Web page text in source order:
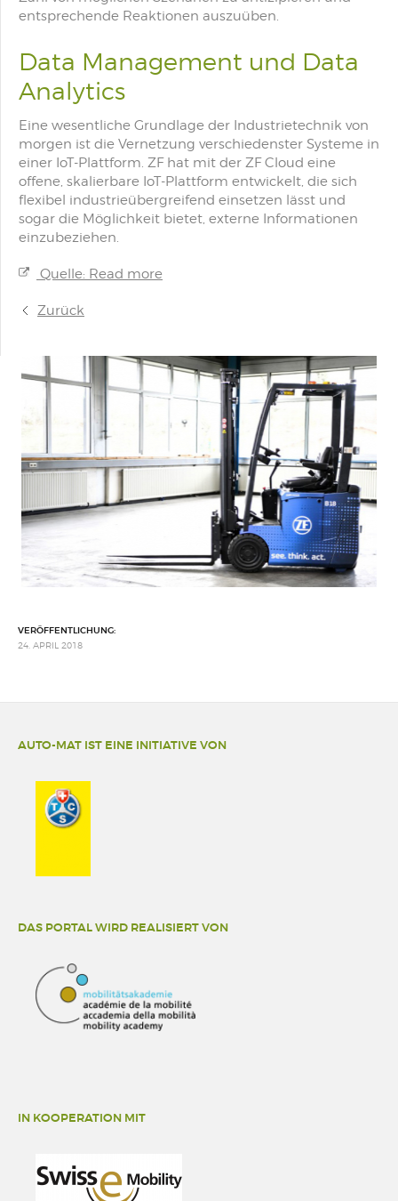
entsprechende Reaktionen auszuüben.
Data Management und Data
Analytics
Eine wesentliche Grundlage der Industrietechnik von
morgen ist die Vernetzung verschiedenster Systeme in
einer IoT-Plattform. ZF hat mit der ZF Cloud eine
offene, skalierbare IoT-Plattform entwickelt, die sich
flexibel industrieübergreifend einsetzen lässt und
sogar die Möglichkeit bietet, externe Informationen
einzubeziehen.
Quelle: Read more
Zurück
VERÖFFENTLICHUNG:
24. APRIL 2018
AUTO-MAT IST EINE INITIATIVE VON
DAS PORTAL WIRD REALISIERT VON
IN KOOPERATION MIT